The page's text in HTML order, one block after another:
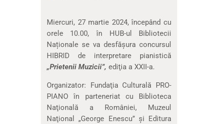
Miercuri, 27 martie 2024, începând cu
orele 10.00, în HUB-ul Bibliotecii
Naționale se va desfășura concursul
HIBRID de interpretare pianistică
„Prietenii Muzicii”, ediţia a XXII-a.
Organizator: Fundaţia Culturală PRO-
PIANO în parteneriat cu Biblioteca
Naţională a României, Muzeul
Naţional „George Enescu” şi Editura